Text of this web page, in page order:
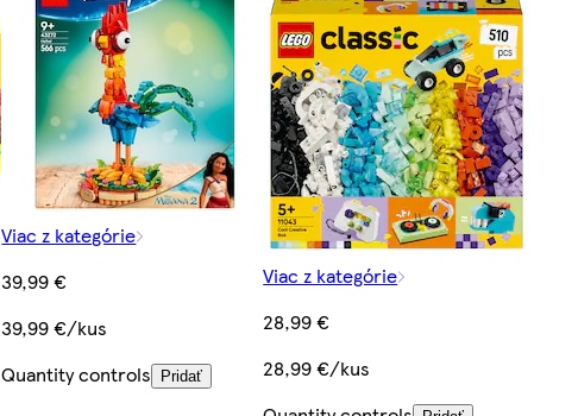
Viac z kategórie
39,99 €
39,99 €/kus
Quantity controls
Pridať
Viac z kategórie
28,99 €
28,99 €/kus